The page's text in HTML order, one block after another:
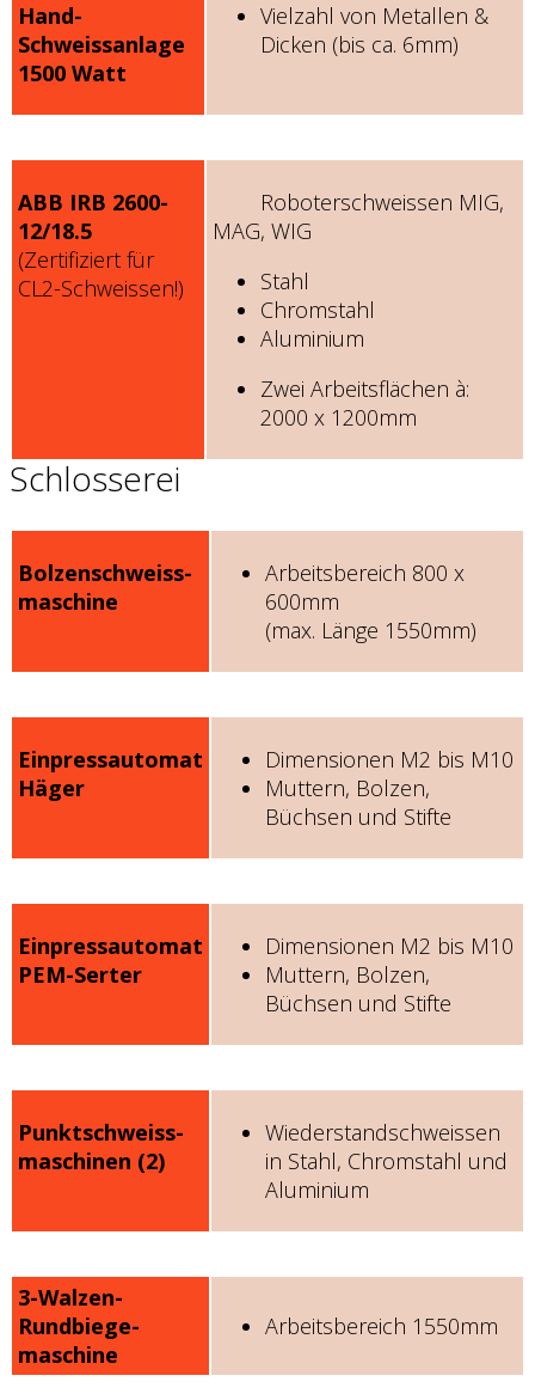
Hand-
Schweissanlage
1500 Watt
Vielzahl von Metallen &
Dicken (bis ca. 6mm)
ABB IRB 2600-
12/18.5
(Zertifiziert für
CL2-Schweissen!)
Roboterschweissen MIG,
MAG, WIG
Stahl
Chromstahl
Aluminium
Zwei Arbeitsflächen à:
2000 x 1200mm
Schlosserei
Bolzenschweiss-
maschine
Arbeitsbereich 800 x
600mm
(max. Länge 1550mm)
Einpressautomat
Häger
Dimensionen M2 bis M10
Muttern, Bolzen,
Büchsen und Stifte
Einpressautomat
PEM-Serter
Dimensionen M2 bis M10
Muttern, Bolzen,
Büchsen und Stifte
Punktschweiss-
maschinen (2)
Wiederstandschweissen
in Stahl, Chromstahl und
Aluminium
3-Walzen-
Rundbiege-
maschine
Arbeitsbereich 1550mm